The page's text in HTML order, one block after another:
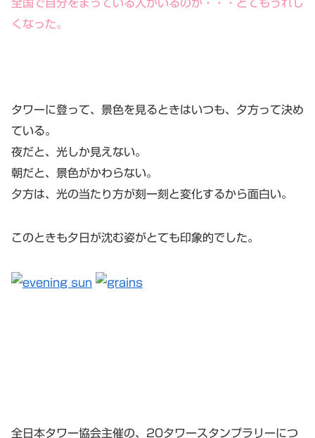
全国で自分をまっている人がいるのが・・・とてもうれし
くなった。
タワーに登って、景色を見るときはいつも、夕方って決め
ている。
夜だと、光しか見えない。
朝だと、景色がかわらない。
夕方は、光の当たり方が刻一刻と変化するから面白い。
このときも夕日が沈む姿がとても印象的でした。
全日本タワー協会主催の、20タワースタンプラリーにつ